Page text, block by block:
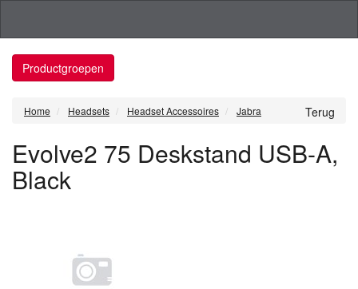
Productgroepen
Terug
Home Headsets Headset Accessoires Jabra
Evolve2 75 Deskstand USB-A,
Black